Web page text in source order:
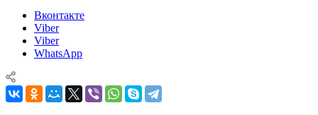
Вконтакте
Viber
Viber
WhatsApp